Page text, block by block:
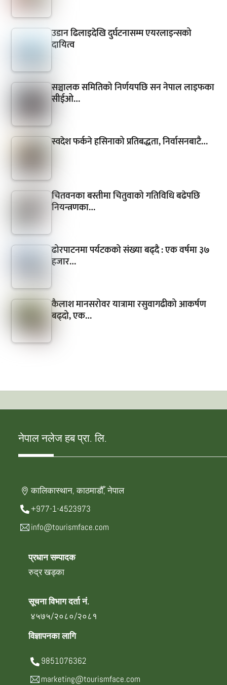
उडान ढिलाइदेखि दुर्घटनासम्म एयरलाइन्सको
दायित्व
सञ्चालक समितिको निर्णयपछि सन नेपाल लाइफका
सीईओ…
स्वदेश फर्कने हसिनाको प्रतिबद्धता, निर्वासनबाटै…
चितवनका बस्तीमा चितुवाको गतिविधि बढेपछि
नियन्त्रणका…
ढोरपाटनमा पर्यटकको संख्या बढ्दै : एक वर्षमा ३७
हजार…
कैलाश मानसरोवर यात्रामा रसुवागढीको आकर्षण
बढ्दो, एक…
नेपाल नलेज हब प्रा. लि.
कालिकास्थान, काठमाडौँ, नेपाल
+977-1-4523973
info@tourismface.com
प्रधान सम्पादक
रुद्र खड्का
सूचना विभाग दर्ता नं.
४५७५/२०८०/२०८१
विज्ञापनका लागि
9851076362
marketing@tourismface.com